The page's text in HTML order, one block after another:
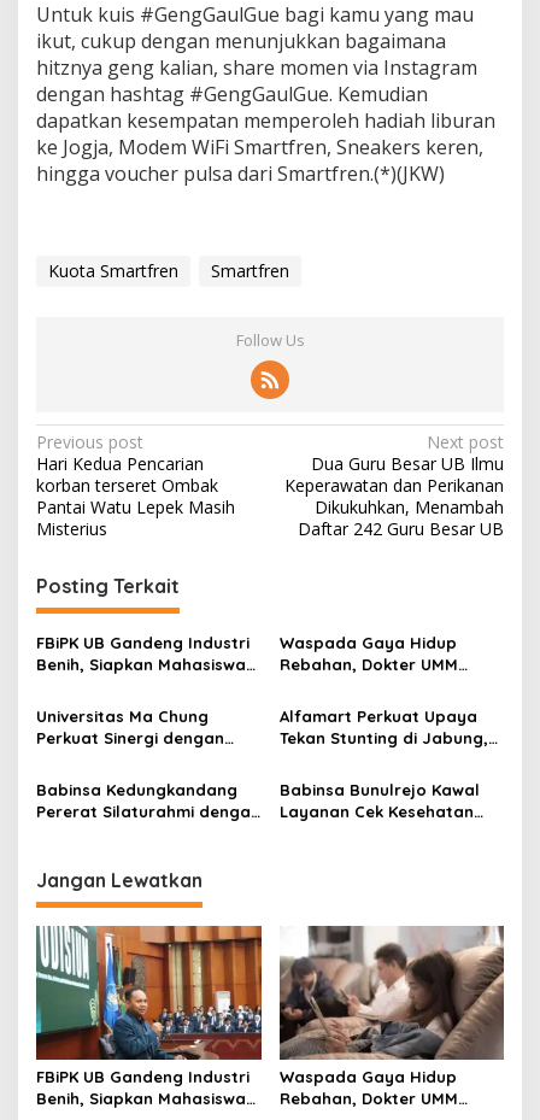
Untuk kuis #GengGaulGue bagi kamu yang mau
ikut, cukup dengan menunjukkan bagaimana
hitznya geng kalian, share momen via Instagram
dengan hashtag #GengGaulGue. Kemudian
dapatkan kesempatan memperoleh hadiah liburan
ke Jogja, Modem WiFi Smartfren, Sneakers keren,
hingga voucher pulsa dari Smartfren.(*)(JKW)
Kuota Smartfren Smartfren
Follow Us
P
o
s
t
n
a
v
i
g
a
t
i
n
Previous post
Hari Kedua Pencarian
korban terseret Ombak
Pantai Watu Lepek Masih
Misterius
Next post
Dua Guru Besar UB Ilmu
Keperawatan dan Perikanan
Dikukuhkan, Menambah
Daftar 242 Guru Besar UB
Posting Terkait
FBiPK UB Gandeng Industri
Benih, Siapkan Mahasiswa
Waspada Gaya Hidup
Rebahan, Dokter UMM
hingga Hipertensi
Universitas Ma Chung
Perkuat Sinergi dengan
Tingkatkan Layanan
Kesehatan Masyarakat
Alfamart Perkuat Upaya
Tekan Stunting di Jabung,
Satu Telur Sehari
Babinsa Kedungkandang
Pererat Silaturahmi dengan
Babinsa Bunulrejo Kawal
Layanan Cek Kesehatan
Jangan Lewatkan
FBiPK UB Gandeng Industri
Benih, Siapkan Mahasiswa
Waspada Gaya Hidup
Rebahan, Dokter UMM